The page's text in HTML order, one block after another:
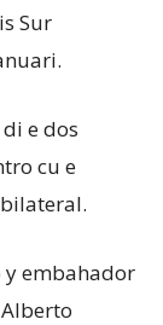
Sur
e dos
cu e
y embahador